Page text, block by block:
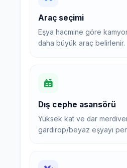
Araç seçimi
Eşya hacmine göre
daha büyük araç belirlenir.
Dış cephe asansörü
Yüksek kat ve dar
gardırop/beyaz eşyayı